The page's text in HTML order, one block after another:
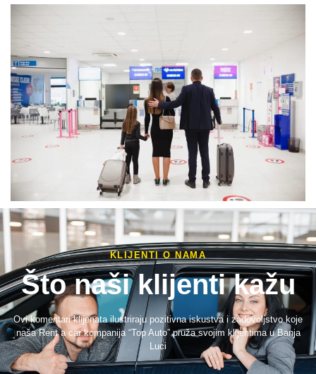
KLIJENTI O NAMA
Što naši klijenti kažu
Ovi komentari klijenata ilustriraju pozitivna iskustva i zadovoljstvo koje
naša Rent a car kompanija “Top Auto” pruža svojim klijentima u Banja
Luci